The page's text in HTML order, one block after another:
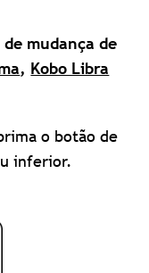
mudança de
, Kobo Libra
o botão de
inferior.